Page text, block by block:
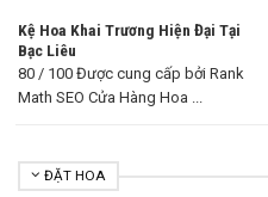
Kệ Hoa Khai Trương Hiện Đại Tại
Bạc Liêu
80 / 100 Được cung cấp bởi Rank
Math SEO Cửa Hàng Hoa ...
ĐẶT HOA